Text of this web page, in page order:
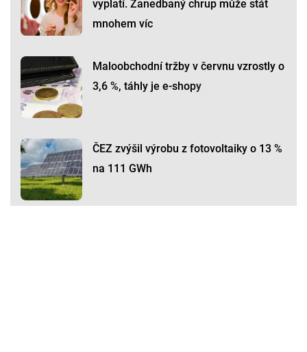
vyplatí. Zanedbaný chrup může stát
mnohem víc
Maloobchodní tržby v červnu vzrostly o
3,6 %, táhly je e-shopy
ČEZ zvýšil výrobu z fotovoltaiky o 13 %
na 111 GWh